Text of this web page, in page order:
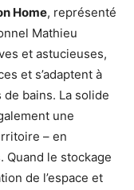
Home, représenté
Mathieu
et astucieuses,
et s’adaptent à
bains. La solide
une
– en
le stockage
de l’espace et